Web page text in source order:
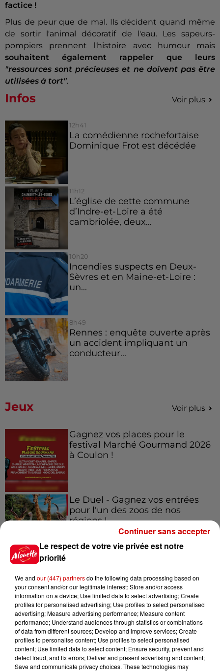
factice !
Plus de peur que de mal. Ils décident quand même
de sortir l'animal décoratif de l'eau. Les sapeurs-
pompiers prennent l'histoire avec humour mais
souhaitent également rappeler que leurs
"ressources sont précieuses et ne doivent pas être
utilisées à tort".
Infos Voir plus
12h41
La comédienne rochefortaise
Dominique Frot est décédée
11h12
L’église de cette commune
d’Indre-et-Loire a été
cambriolée, deux...
10h20
Incendies suspects en Deux-
Sèvres et en Maine-et-Loire :
un...
8h49
Rennes : enquête ouverte après
un accident impliquant un
conducteur...
Jeux Voir plus
Gagnez vos places pour le
festival Marché Gourmand 2026
à Coulon !
Le Duel - Gagnez vos entrées
pour l'un des zoos de nos
régions !
votre séjour en famille au cœur
de la...
Destination Vacances : inscrivez-
vous !
Le respect de votre vie privée est notre
priorité
We and our (447) partnersdo the following data processing based on
your consent and/or our legitimate interest: Store and/or access
information on a device; Use limited data to select advertising; Create
profiles for personalised advertising; Use profiles to select personalised
advertising; Measure advertising performance; Measure content
performance; Understand audiences through statistics or combinations
of data from different sources; Develop and improve services; Create
profiles to personalise content; Use profiles to select personalised
content; Use limited data to select content; Ensure security, prevent and
detect fraud, and fix errors; Deliver and present advertising and content;
Save and communicate privacy choices. These technologies may
Continuer sans accepter